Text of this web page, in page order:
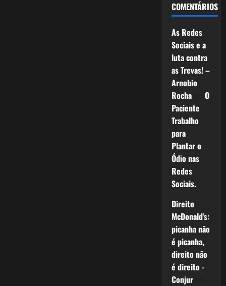
COMENTÁRIOS
As Redes
Sociais e a
luta contra
as Trevas! –
Arnobio
Rochaem O
Paciente
Trabalho
para
Plantar o
Ódio nas
Redes
Sociais.
Direito
McDonald’s:
picanha não
é picanha,
direito não
é direito -
Conjurem